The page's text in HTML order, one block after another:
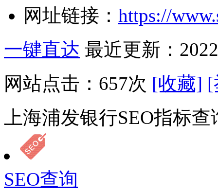
网址链接： https://
一键直达 最近更新：
网站点击： 657次 [收藏] [
上海浦发银行SEO指标查
SEO查询